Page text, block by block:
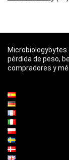
pérdida de peso,
compradores y